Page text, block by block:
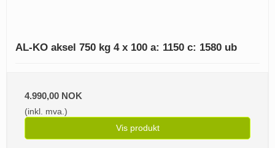
AL-KO aksel 750 kg 4 x 100 a: 1150 c: 1580 ub
4.990,00 NOK
(inkl. mva.)
Vis produkt